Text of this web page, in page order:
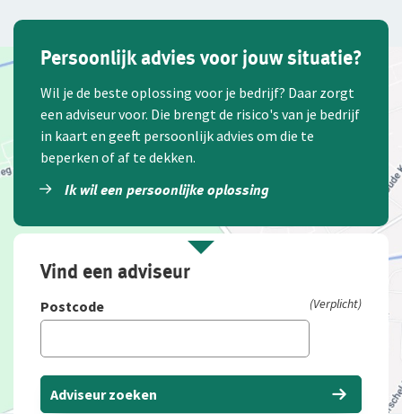
Persoonlijk advies voor jouw situatie?
Wil je de beste oplossing voor je bedrijf? Daar zorgt
een adviseur voor. Die brengt de risico's van je bedrijf
in kaart en geeft persoonlijk advies om die te
beperken of af te dekken.
Ik wil een persoonlijke oplossing
Vind een adviseur
Postcode (Verplicht)
Adviseur zoeken